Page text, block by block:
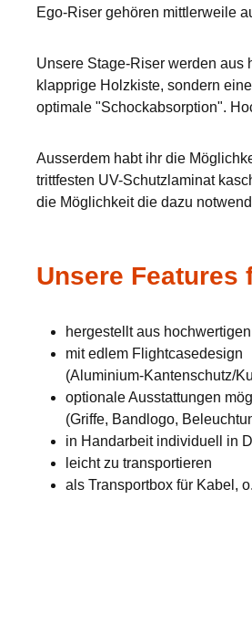
Ego-Riser gehören mittlerweile
Unsere Stage-Riser werden aus
klapprige Holzkiste, sondern
optimale "Schockabsorption".
Ausserdem habt ihr die
trittfesten UV-Schutzlaminat
die Möglichkeit die dazu
Unsere Features
hergestellt aus
mit edlem Flightcasedesign
(Aluminium-Kantenschutz/
optionale Ausstattungen
(Griffe, Bandlogo,
in Handarbeit individuell in
leicht zu transportieren
als Transportbox für Kabel,